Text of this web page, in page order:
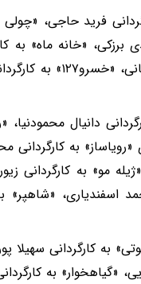
فرید حاجی، «چولی
«خانه ماه» به
مقصودی داغداری، «خرده سیاره» به
دانیال محمودنیا،
«رویاساز» به
مو» به کارگردانی
اسفندیاری، «شاهپر»
به کارگردانی سهیلا
«گیاهخوار» به